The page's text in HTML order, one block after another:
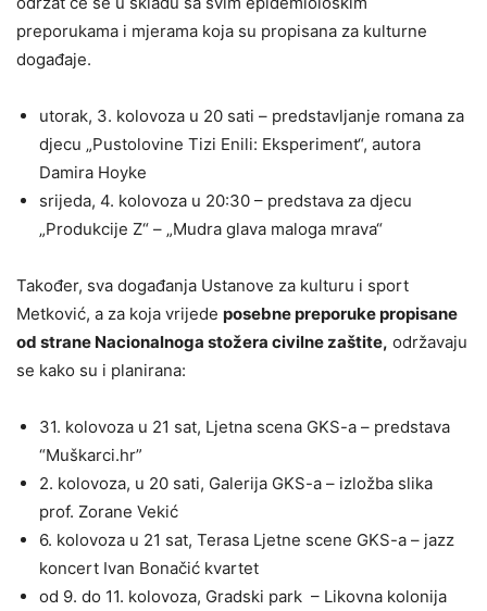
preporukama i mjerama koja su propisana za kulturne
događaje.
utorak, 3. kolovoza u 20 sati – predstavljanje romana za
djecu „Pustolovine Tizi Enili: Eksperiment“, autora
Damira Hoyke
srijeda, 4. kolovoza u 20:30 – predstava za djecu
„Produkcije Z“ – „Mudra glava maloga mrava“
Također, sva događanja Ustanove za kulturu i sport
Metković, a za koja vrijede posebne preporuke propisane
od strane Nacionalnoga stožera civilne zaštite, održavaju
se kako su i planirana:
31. kolovoza u 21 sat, Ljetna scena GKS-a – predstava
“Muškarci.hr”
2. kolovoza, u 20 sati, Galerija GKS-a – izložba slika
prof. Zorane Vekić
6. kolovoza u 21 sat, Terasa Ljetne scene GKS-a – jazz
koncert Ivan Bonačić kvartet
od 9. do 11. kolovoza, Gradski park – Likovna kolonija